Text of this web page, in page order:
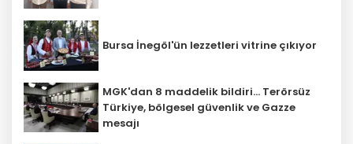
Bursa İnegöl'ün lezzetleri vitrine çıkıyor
MGK'dan 8 maddelik bildiri... Terörsüz
Türkiye, bölgesel güvenlik ve Gazze
mesajı